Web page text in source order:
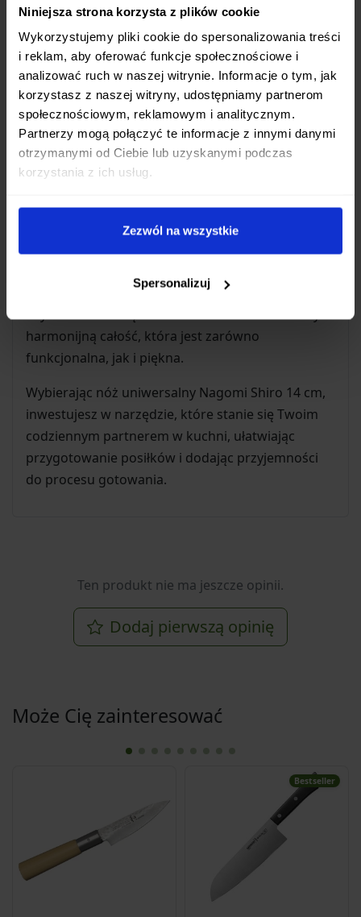
Niniejsza strona korzysta z plików cookie
Wykorzystujemy pliki cookie do spersonalizowania treści
i reklam, aby oferować funkcje społecznościowe i
analizować ruch w naszej witrynie. Informacje o tym, jak
korzystasz z naszej witryny, udostępniamy partnerom
społecznościowym, reklamowym i analitycznym.
Partnerzy mogą połączyć te informacje z innymi danymi
otrzymanymi od Ciebie lub uzyskanymi podczas
korzystania z ich usług.
Zezwól na wszystkie
Spersonalizuj
przede wszystkimskutecznie zapobiega
przywieraniu krojonych produktów
do klingi, co
przyspiesza pracę i ułatwia czyszczenie.
Połączenie Trwałości i Estetyki
Ostrze zostało wykonane zwysokiej jakości, 33-
warstwowej stali molibdenowo-wanadowej.
konstrukcja zapewnia nie tylko wyjątkową ostrość
i jej długotrwałe utrzymanie, ale także imponującą
pewny chwyt i komfort nawet podczas długiego
harmonijną całość, która jest zarówno
funkcjonalna, jak i piękna.
Wybierając nóż uniwersalny Nagomi Shiro 14 cm,
inwestujesz w narzędzie, które stanie się Twoim
codziennym partnerem w kuchni, ułatwiając
przygotowanie posiłków i dodając przyjemności
do procesu gotowania.
Ten produkt nie ma jeszcze opinii.
Dodaj pierwszą opinię
Może Cię zainteresować
Bestseller